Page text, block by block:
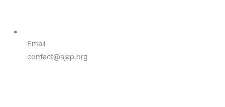
Email
contact@ajap.org